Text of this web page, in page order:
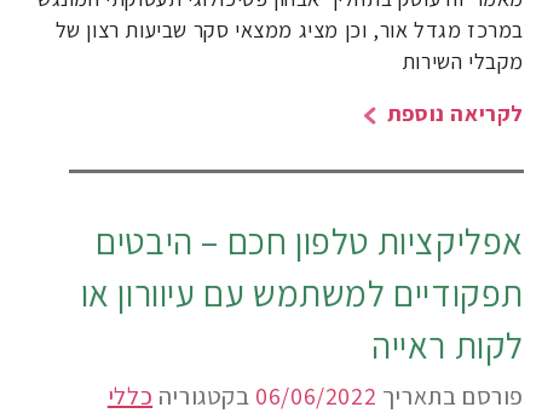
במרכז מגדל אור, וכן מציג ממצאי סקר שביעות רצון של
מקבלי השירות
לקריאה נוספת
אפליקציות טלפון חכם – היבטים
תפקודיים למשתמש עם עיוורון או
לקות ראייה
פורסם בתאריך 06/06/2022 בקטגוריה כללי